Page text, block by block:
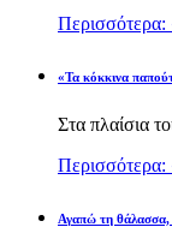
«Τα κόκκινα
Στα πλαίσια
Περισσότερα:
Αγαπώ τη θάλασσα,